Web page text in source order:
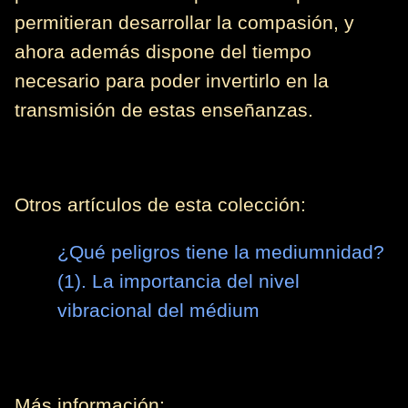
permitieran desarrollar la compasión, y
ahora además dispone del tiempo
necesario para poder invertirlo en la
transmisión de estas enseñanzas.
Otros artículos de esta colección:
¿Qué peligros tiene la mediumnidad?
(1). La importancia del nivel
vibracional del médium